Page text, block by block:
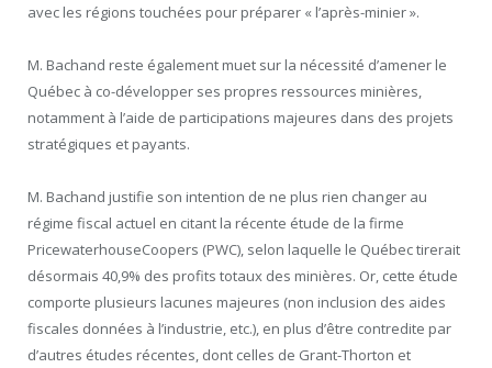
avec les régions touchées pour préparer « l’après-minier ».
M. Bachand reste également muet sur la nécessité d’amener le
Québec à co-développer ses propres ressources minières,
notamment à l’aide de participations majeures dans des projets
stratégiques et payants.
M. Bachand justifie son intention de ne plus rien changer au
régime fiscal actuel en citant la récente étude de la firme
PricewaterhouseCoopers (PWC), selon laquelle le Québec tirerait
désormais 40,9% des profits totaux des minières. Or, cette étude
comporte plusieurs lacunes majeures (non inclusion des aides
fiscales données à l’industrie, etc.), en plus d’être contredite par
d’autres études récentes, dont celles de Grant-Thorton et